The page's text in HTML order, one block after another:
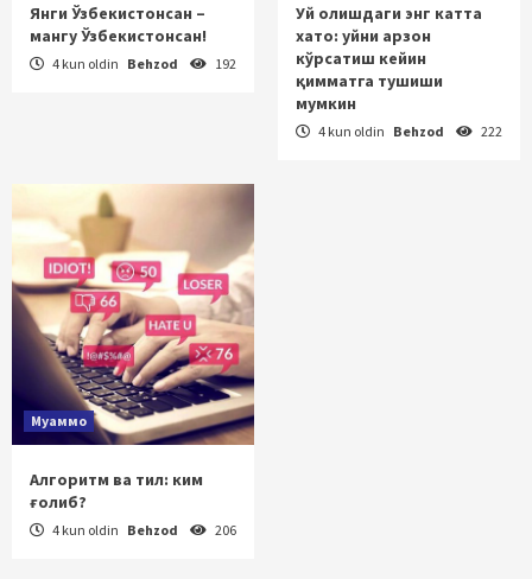
Янги Ўзбекистонсан –
мангу Ўзбекистонсан!
4 kun oldin Behzod 192
Уй олишдаги энг катта
хато: уйни арзон
кўрсатиш кейин
қимматга тушиши
мумкин
4 kun oldin Behzod 222
Муаммо
Алгоритм ва тил: ким
ғолиб?
4 kun oldin Behzod 206